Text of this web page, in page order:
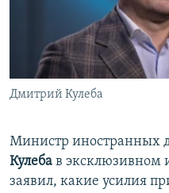
ПОБЕДИТЕЛЕЙ НЕ СУДЯТ?
КРЫМ.НЕПОКОРЕННЫЙ
ELIFBE
УКРАИНСКАЯ ПРОБЛЕМА
ПРИСОЕДИНЯЙТЕСЬ!
Дмитрий Кулеба
Министр иностранных
Кулеба в эксклюзивном
заявил, какие усилия